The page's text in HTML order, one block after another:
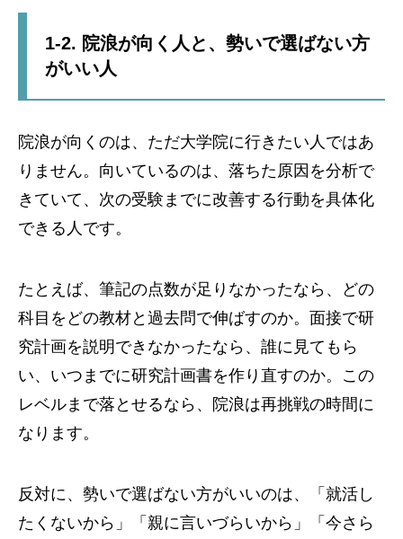
1-2. 院浪が向く人と、勢いで選ばない方
がいい人
院浪が向くのは、ただ大学院に行きたい人ではあ
りません。向いているのは、落ちた原因を分析で
きていて、次の受験までに改善する行動を具体化
できる人です。
たとえば、筆記の点数が足りなかったなら、どの
科目をどの教材と過去問で伸ばすのか。面接で研
究計画を説明できなかったなら、誰に見てもら
い、いつまでに研究計画書を作り直すのか。この
レベルまで落とせるなら、院浪は再挑戦の時間に
なります。
反対に、勢いで選ばない方がいいのは、「就活し
たくないから」「親に言いづらいから」「今さら